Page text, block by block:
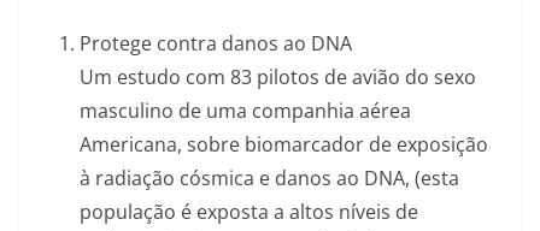
Protege contra danos ao DNA
Um estudo com 83 pilotos de avião do sexo
masculino de uma companhia aérea
Americana, sobre biomarcador de exposição
à radiação cósmica e danos ao DNA, (esta
população é exposta a altos níveis de